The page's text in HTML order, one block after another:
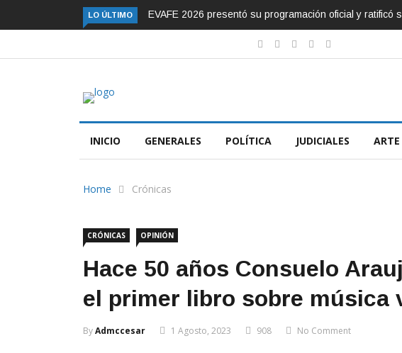
LO ÚLTIMO EVAFE 2026 presentó su programación oficial y ratificó
INICIO GENERALES POLÍTICA JUDICIALES
Home Crónicas
CRÓNICAS OPINIÓN
Hace 50 años Consuelo
el primer libro sobre música
ByAdmccesar 1 Agosto, 2023 908 No Comment